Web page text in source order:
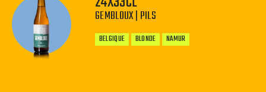
−
GEMBLOUX | PILS
BELGIQUE BLONDE NAMUR